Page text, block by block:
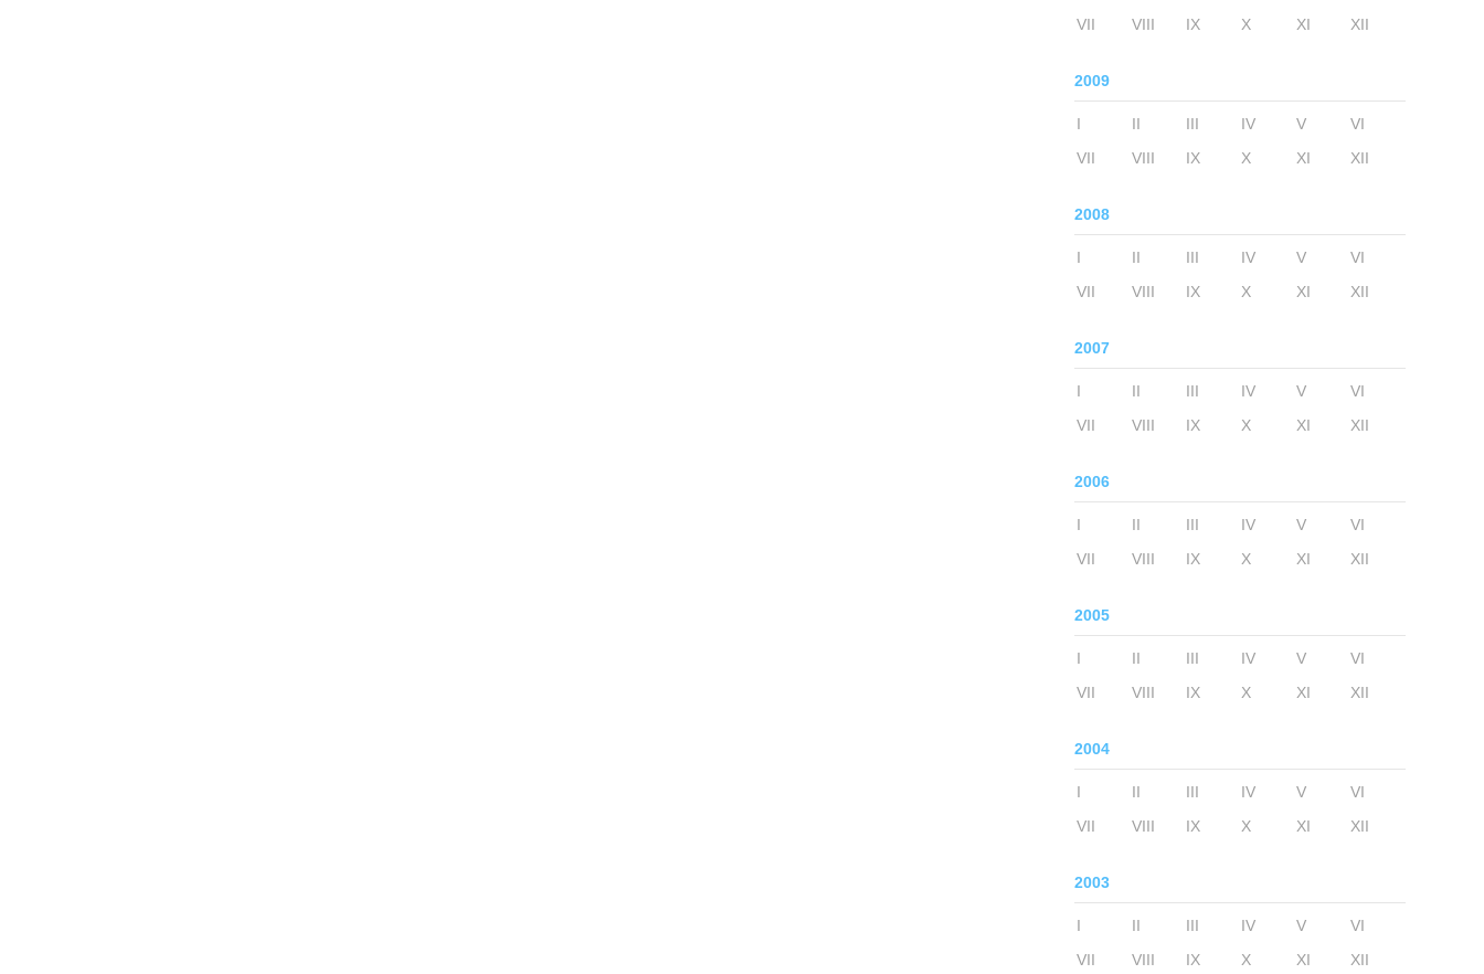
VII
VIII IX X XI XII
2009
I II III IV V
VI
VII
VIII IX X XI XII
2008
I II III IV V
VI
VII
VIII IX X XI XII
2007
I II III IV V
VI
VII
VIII IX X XI XII
2006
I II III IV V
VI
VII
VIII IX X XI XII
2005
I II III IV V
VI
VII
VIII IX X XI XII
2004
I II III IV V
VI
VII
VIII IX X XI XII
2003
I II III IV V
VI
VII
VIII IX X XI XII